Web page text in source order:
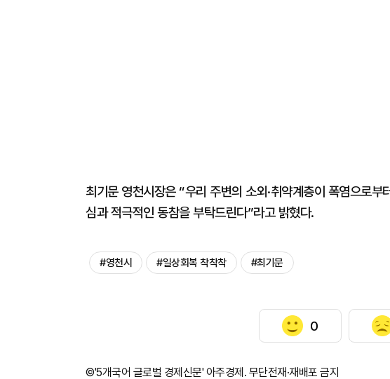
최기문 영천시장은 “우리 주변의 소외·취약계층이 폭염으로
심과 적극적인 동참을 부탁드린다”라고 밝혔다.
#영천시 #일상회복 착착착 #최기문
0
©'5개국어 글로벌 경제신문' 아주경제. 무단전재·재배포 금지